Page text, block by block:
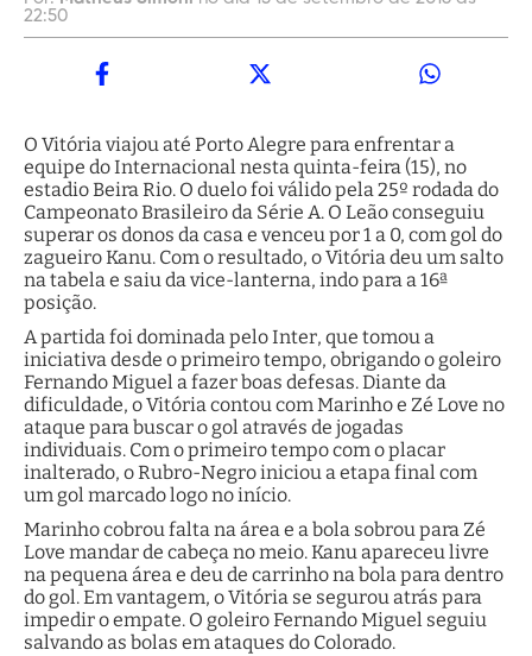
22:50
O Vitória viajou até Porto Alegre para enfrentar a
equipe do Internacional nesta quinta-feira (15), no
estadio Beira Rio. O duelo foi válido pela 25º rodada do
Campeonato Brasileiro da Série A. O Leão conseguiu
superar os donos da casa e venceu por 1 a 0, com gol do
zagueiro Kanu. Com o resultado, o Vitória deu um salto
na tabela e saiu da vice-lanterna, indo para a 16ª
posição.
A partida foi dominada pelo Inter, que tomou a
iniciativa desde o primeiro tempo, obrigando o goleiro
Fernando Miguel a fazer boas defesas. Diante da
dificuldade, o Vitória contou com Marinho e Zé Love no
ataque para buscar o gol através de jogadas
individuais. Com o primeiro tempo com o placar
inalterado, o Rubro-Negro iniciou a etapa final com
um gol marcado logo no início.
Marinho cobrou falta na área e a bola sobrou para Zé
Love mandar de cabeça no meio. Kanu apareceu livre
na pequena área e deu de carrinho na bola para dentro
do gol. Em vantagem, o Vitória se segurou atrás para
impedir o empate. O goleiro Fernando Miguel seguiu
salvando as bolas em ataques do Colorado.